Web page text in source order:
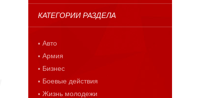
КАТЕГОРИИ РАЗДЕЛА
Авто
Армия
Бизнес
Боевые действия
Жизнь молодежи